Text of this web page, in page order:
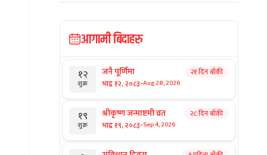
आगामी बिदाहरु
१२
शुक्र
जनै पूर्णिमा
भाद्र १२, २०८३-Aug 28, 2026
२१ दिन बाँकी
१९
शुक्र
श्रीकृष्ण जन्माष्टमी व्रत
भाद्र १९, २०८३-Sep 4, 2026
२८ दिन बाँकी